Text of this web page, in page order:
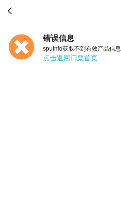

错误信息
spuInfo获取不到有效产品信息
点击返回门票首页